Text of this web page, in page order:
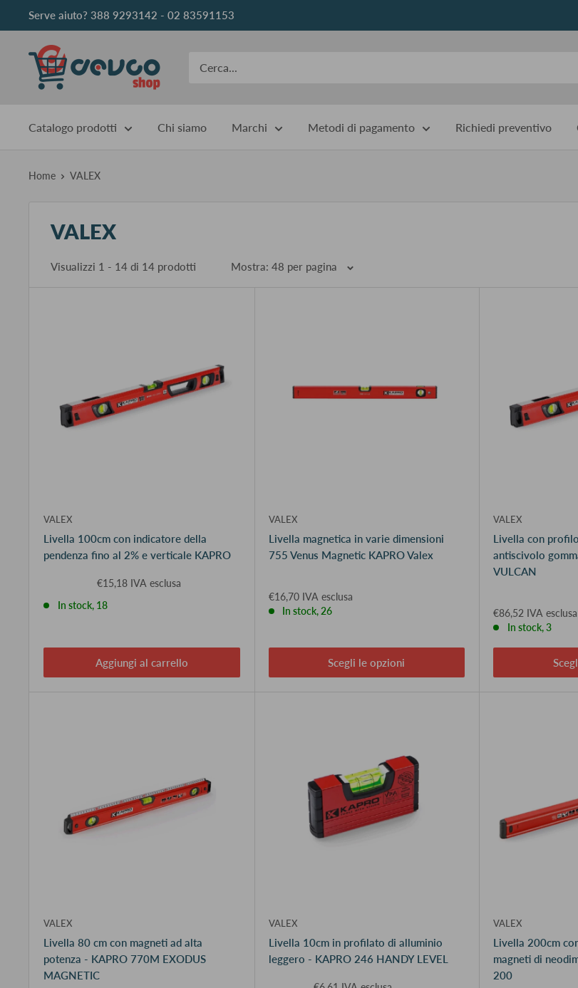
al
contenuto
Serve aiuto? 388 9293142 - 02 83591153
DEVCOshop
Catalogo prodotti Chi siamo Marchi Metodi di pagamento Richiedi preventivo
Home VALEX
VALEX
Visualizzi 1 - 14 di 14 prodotti Mostra: 48 per pagina
VALEX
Livella 100cm con indicatore della
pendenza fino al 2% e verticale KAPRO
€15,18 IVA esclusa
In stock, 18
Aggiungi al carrello
VALEX
Livella magnetica in varie dimensioni
755 Venus Magnetic KAPRO Valex
€16,70 IVA esclusa
In stock, 26
Scegli le opzioni
VALEX
Livella con
antiscivolo
VULCAN
€86,52 IVA esclusa
In stock, 3
VALEX
Livella 80 cm con magneti ad alta
potenza - KAPRO 770M EXODUS
MAGNETIC
VALEX
Livella 10cm in profilato di alluminio
leggero - KAPRO 246 HANDY LEVEL
VALEX
Livella 200cm
magneti di
200